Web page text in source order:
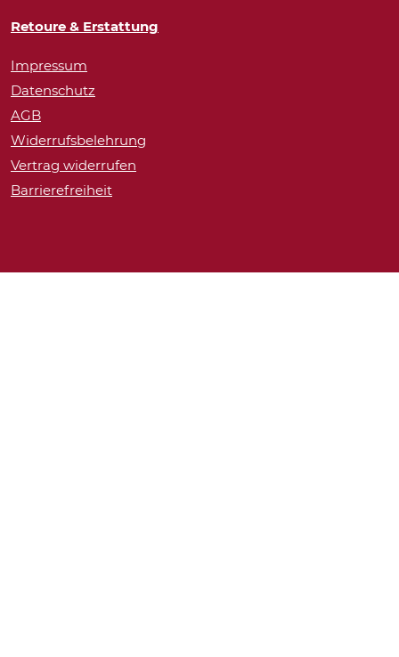
Retoure & Erstattung
Impressum
Datenschutz
AGB
Widerrufsbelehrung
Vertrag widerrufen
Barrierefreiheit